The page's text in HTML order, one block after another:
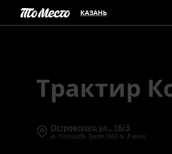
КАЗАНЬ
Трактир
Островского ул., 16/3
м. Площадь Тукая (660 м, 8 мин)